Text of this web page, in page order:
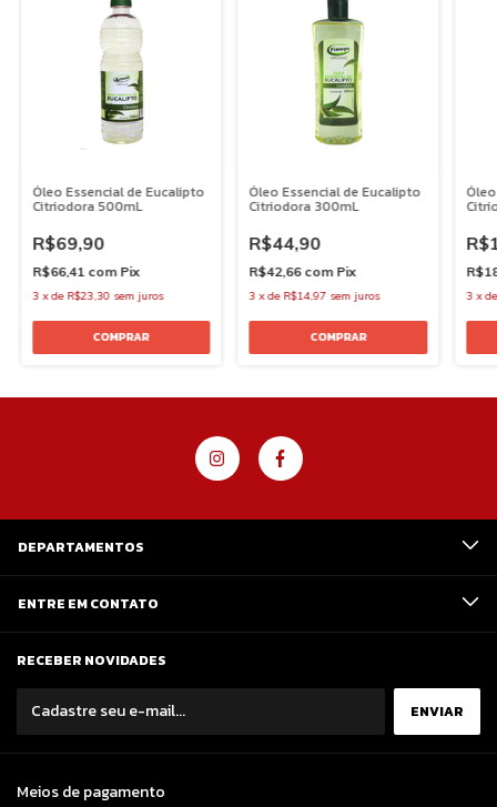
Óleo Essencial de Eucalipto
Citriodora 500mL
R$69,90
R$66,41 com Pix
3 xde R$23,30 sem juros
Óleo Essencial de Eucalipto
Citriodora 300mL
R$44,90
R$42,66 com Pix
3 xde R$14,97 sem juros 3 x
DEPARTAMENTOS
ENTRE EM CONTATO
RECEBER NOVIDADES
Meios de pagamento